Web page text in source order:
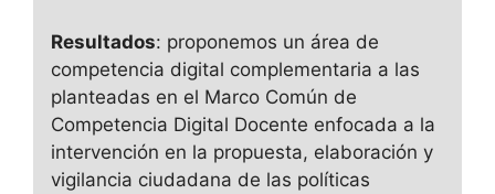
Resultados: proponemos un área de
competencia digital complementaria a las
planteadas en el Marco Común de
Competencia Digital Docente enfocada a la
intervención en la propuesta, elaboración y
vigilancia ciudadana de las políticas